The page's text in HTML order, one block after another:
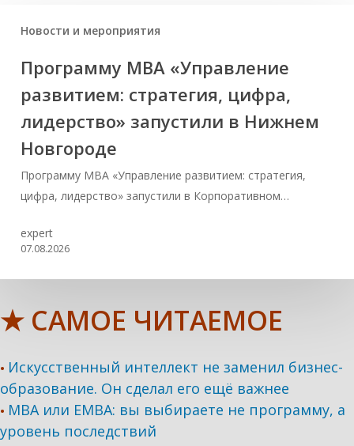
Новости и мероприятия
Программу MBA «Управление
развитием: стратегия, цифра,
лидерство» запустили в Нижнем
Новгороде
Программу MBA «Управление развитием: стратегия,
цифра, лидерство» запустили в Корпоративном…
expert
07.08.2026
★ САМОЕ ЧИТАЕМОЕ
• Искусственный интеллект не заменил бизнес-
образование. Он сделал его ещё важнее
• MBA или EMBA: вы выбираете не программу, а
уровень последствий